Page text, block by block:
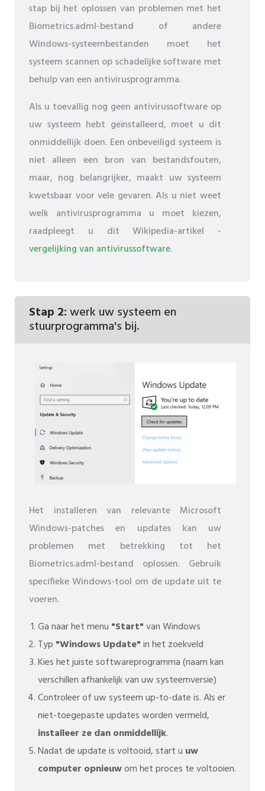
stap bij het oplossen van problemen met het
Biometrics.adml-bestand of andere
Windows-systeembestanden moet het
systeem scannen op schadelijke software met
behulp van een antivirusprogramma.
Als u toevallig nog geen antivirussoftware op
uw systeem hebt geïnstalleerd, moet u dit
onmiddellijk doen. Een onbeveiligd systeem is
niet alleen een bron van bestandsfouten,
maar, nog belangrijker, maakt uw systeem
kwetsbaar voor vele gevaren. Als u niet weet
welk antivirusprogramma u moet kiezen,
raadpleegt u dit Wikipedia-artikel -
vergelijking van antivirussoftware.
Stap 2:werk uw systeem en
stuurprogramma's bij.
Het installeren van relevante Microsoft
Windows-patches en updates kan uw
problemen met betrekking tot het
Biometrics.adml-bestand oplossen. Gebruik
specifieke Windows-tool om de update uit te
voeren.
Ga naar het menu "Start"van Windows
Typ "Windows Update"in het zoekveld
Kies het juiste softwareprogramma (naam kan
verschillen afhankelijk van uw systeemversie)
Controleer of uw systeem up-to-date is. Als er
niet-toegepaste updates worden vermeld,
installeer ze dan onmiddellijk.
Nadat de update is voltooid, start u uw
computer opnieuwom het proces te voltooien.